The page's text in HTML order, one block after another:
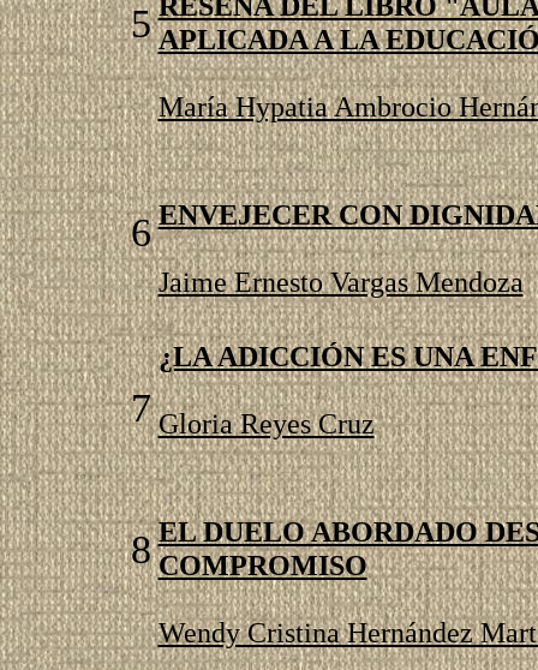
5 APLICADA A LA
María Hypatia Ambrocio
6 ENVEJECER CON
Jaime Ernesto Vargas Mendoza
7
¿LA ADICCIÓN ES UNA
Gloria Reyes Cruz
8 EL DUELO ABORDADO
COMPROMISO
Wendy Cristina Hernández